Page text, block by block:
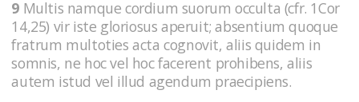
9 Multis namque cordium suorum occulta (cfr. 1Cor
14,25) vir iste gloriosus aperuit; absentium quoque
fratrum multoties acta cognovit, aliis quidem in
somnis, ne hoc vel hoc facerent prohibens, aliis
autem istud vel illud agendum praecipiens.